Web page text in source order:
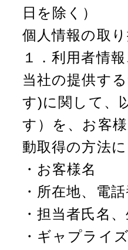
日を除く）
個人情報の取
１．利用者情
当社の提供す
す)に関して、
す）を、お客
動取得の方法
・お客様名
・所在地、電
・担当者氏名
・ギャプライ